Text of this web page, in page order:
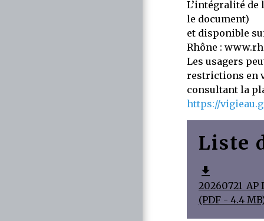
L’intégralité de
le document)
et disponible
Rhône :
Les usagers
restrictions en
consultant la
https://
Liste
file_download
(PDF - 4.4